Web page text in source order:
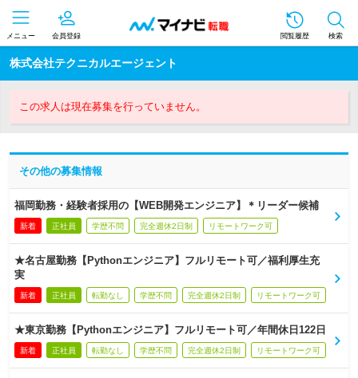
メニュー 会員登録 閲覧履歴 検索
株式会社テクニカルエージェント
この求人は現在募集を行っていません。
その他の募集情報
福岡勤務・経験者採用の【WEB開発エンジニア】＊リーダー候補
新着 正社員 学歴不問 完全週休2日制 リモートワーク可
★名古屋勤務【Pythonエンジニア】フルリモート可／福利厚生充
実
新着 正社員 転勤なし 学歴不問 完全週休2日制 リモートワーク可
★東京勤務【Pythonエンジニア】フルリモート可／年間休日122日
新着 正社員 転勤なし 学歴不問 完全週休2日制 リモートワーク可